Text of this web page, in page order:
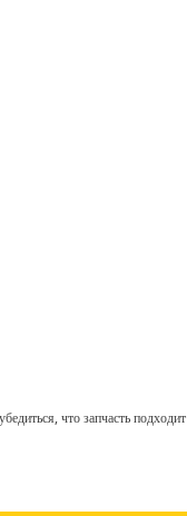
что запчасть подходит